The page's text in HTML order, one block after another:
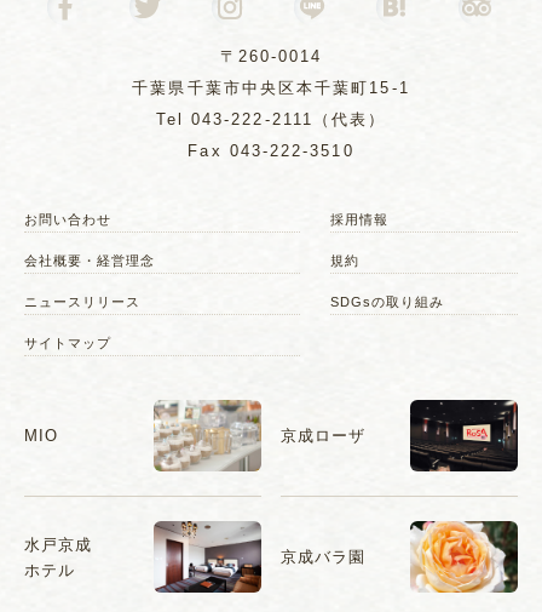
〒260-0014
千葉県千葉市中央区本千葉町15-1
Tel043-222-2111
（代表）
Fax 043-222-3510
お問い合わせ 採用情報
会社概要・経営理念 規約
ニュースリリース SDGsの取り組み
サイトマップ
MIO 京成ローザ
水戸京成
ホテル
京成バラ園